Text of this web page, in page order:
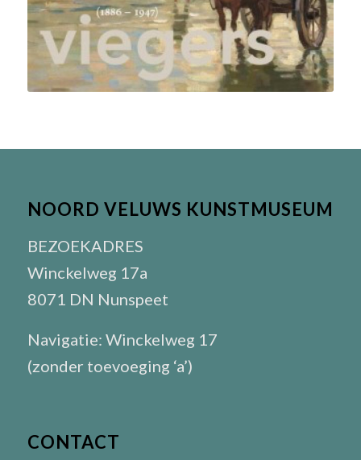
NOORD VELUWS KUNSTMUSEUM
BEZOEKADRES
Winckelweg 17a
8071 DN Nunspeet
Navigatie: Winckelweg 17
(zonder toevoeging ‘a’)
CONTACT